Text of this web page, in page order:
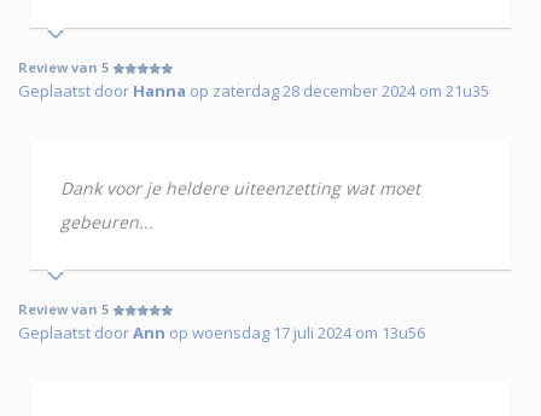
Review van 5
Geplaatst door Hanna op zaterdag 28 december 2024 om 21u35
Dank voor je heldere uiteenzetting wat moet
gebeuren...
Review van 5
Geplaatst doorAnn op woensdag 17 juli 2024 om 13u56